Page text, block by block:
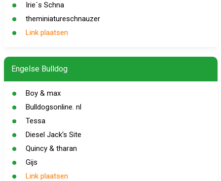
Irie´s Schna
theminiatureschnauzer
Link plaatsen
Engelse Bulldog
Boy & max
Bulldogsonline. nl
Tessa
Diesel Jack's Site
Quincy & tharan
Gijs
Link plaatsen